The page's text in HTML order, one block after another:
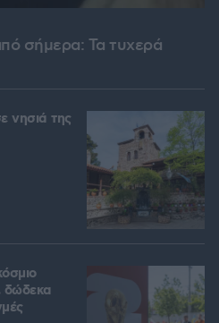
σήμερα: Τα τυχερά
νησιά της
δώδεκα